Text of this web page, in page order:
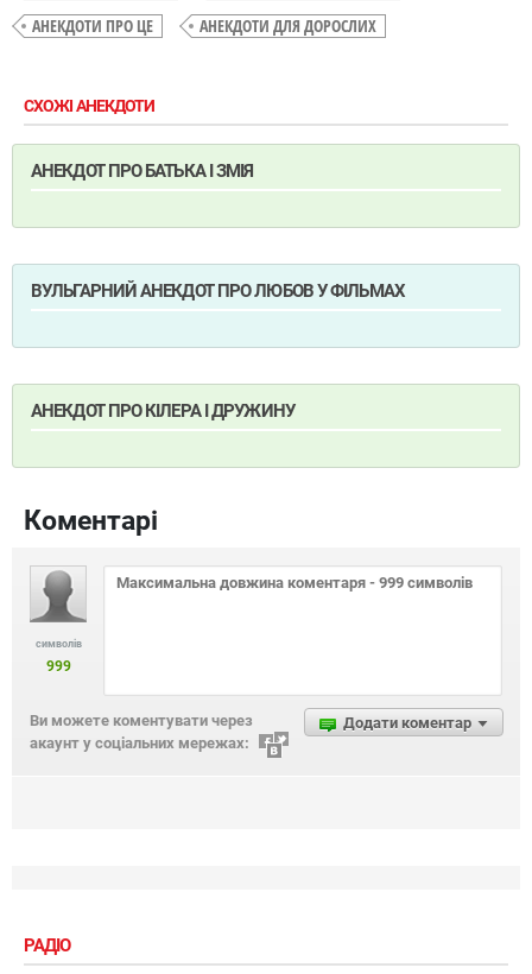
АНЕКДОТИ ПРО ЦЕ
АНЕКДОТИ ДЛЯ ДОРОСЛИХ
СХОЖІ АНЕКДОТИ
АНЕКДОТ ПРО БАТЬКА І ЗМІЯ
ВУЛЬГАРНИЙ АНЕКДОТ ПРО ЛЮБОВ У ФІЛЬМАХ
АНЕКДОТ ПРО КІЛЕРА І ДРУЖИНУ
Коментарі
символів
999
Додати коментар
Ви можете коментувати через
акаунт у соціальних мережах:
РАДІО